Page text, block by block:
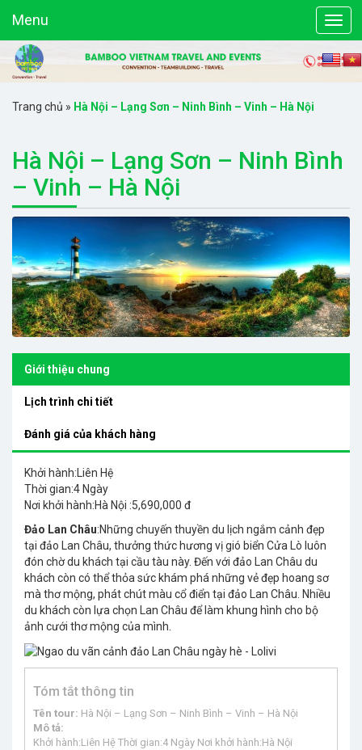
Menu
Trang chủ » Hà Nội – Lạng Sơn – Ninh Bình – Vinh – Hà Nội
Hà Nội – Lạng Sơn – Ninh Bình
– Vinh – Hà Nội
Giới thiệu chung
Lịch trình chi tiết
Đánh giá của khách hàng
Khởi hành:Liên Hệ
Thời gian:4 Ngày
Nơi khởi hành:Hà Nội :5,690,000 đ
Đảo Lan Châu:Những chuyến thuyền du lịch ngắm cảnh đẹp
tại đảo Lan Châu, thưởng thức hương vị gió biển Cửa Lò luôn
đón chờ du khách tại cầu tàu này. Đến với đảo Lan Châu du
khách còn có thể thỏa sức khám phá những vẻ đẹp hoang sơ
mà thơ mộng, phát chút màu cổ điển tại đảo Lan Châu. Nhiều
du khách còn lựa chọn Lan Châu để làm khung hình cho bộ
ảnh cưới thơ mộng của mình.
Tóm tắt thông tin
Tên tour: Hà Nội – Lạng Sơn – Ninh Bình – Vinh – Hà Nội
Mô tả:
Khởi hành:Liên Hệ Thời gian:4 Ngày Nơi khởi hành:Hà Nội